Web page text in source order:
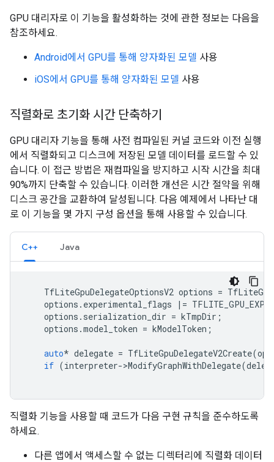
GPU 대리자로 이 기능을 활성화하는 것에 관한 정보는 다음을
참조하세요.
Android에서 GPU를 통해 양자화된 모델 사용
iOS에서 GPU를 통해 양자화된 모델 사용
직렬화로 초기화 시간 단축하기
GPU 대리자 기능을 통해 사전 컴파일된 커널 코드와 이전 실행
에서 직렬화되고 디스크에 저장된 모델 데이터를 로드할 수 있
습니다. 이 접근 방법은 재컴파일을 방지하고 시작 시간을 최대
90%까지 단축할 수 있습니다. 이러한 개선은 시간 절약을 위해
디스크 공간을 교환하여 달성됩니다. 다음 예제에서 나타난 대
로 이 기능을 몇 가지 구성 옵션을 통해 사용할 수 있습니다.
C++ Java
TfLiteGpuDelegateOptionsV2 options =
options . experimental_flags |=
options . serialization_dir = kTmpDir ;
options .model_token = kModelToken ;
auto* delegate = TfLiteGpuDelegateV2Create(
if (interpreter->ModifyGraphWithDelegate(
직렬화 기능을 사용할 때 코드가 다음 구현 규칙을 준수하도록
하세요.
다른 앱에서 액세스할 수 없는 디렉터리에 직렬화 데이터